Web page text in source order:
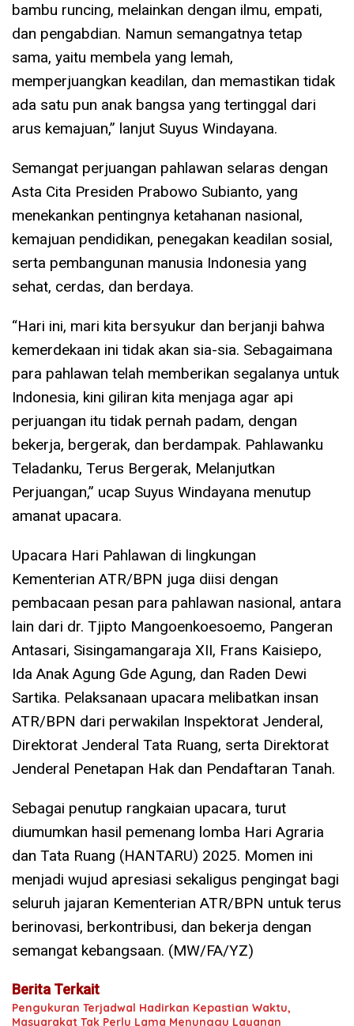
bambu runcing, melainkan dengan ilmu, empati,
dan pengabdian. Namun semangatnya tetap
sama, yaitu membela yang lemah,
memperjuangkan keadilan, dan memastikan tidak
ada satu pun anak bangsa yang tertinggal dari
arus kemajuan,” lanjut Suyus Windayana.
Semangat perjuangan pahlawan selaras dengan
Asta Cita Presiden Prabowo Subianto, yang
menekankan pentingnya ketahanan nasional,
kemajuan pendidikan, penegakan keadilan sosial,
serta pembangunan manusia Indonesia yang
sehat, cerdas, dan berdaya.
“Hari ini, mari kita bersyukur dan berjanji bahwa
kemerdekaan ini tidak akan sia-sia. Sebagaimana
para pahlawan telah memberikan segalanya untuk
Indonesia, kini giliran kita menjaga agar api
perjuangan itu tidak pernah padam, dengan
bekerja, bergerak, dan berdampak. Pahlawanku
Teladanku, Terus Bergerak, Melanjutkan
Perjuangan,” ucap Suyus Windayana menutup
amanat upacara.
Upacara Hari Pahlawan di lingkungan
Kementerian ATR/BPN juga diisi dengan
pembacaan pesan para pahlawan nasional, antara
lain dari dr. Tjipto Mangoenkoesoemo, Pangeran
Antasari, Sisingamangaraja XII, Frans Kaisiepo,
Ida Anak Agung Gde Agung, dan Raden Dewi
Sartika. Pelaksanaan upacara melibatkan insan
ATR/BPN dari perwakilan Inspektorat Jenderal,
Direktorat Jenderal Tata Ruang, serta Direktorat
Jenderal Penetapan Hak dan Pendaftaran Tanah.
Sebagai penutup rangkaian upacara, turut
diumumkan hasil pemenang lomba Hari Agraria
dan Tata Ruang (HANTARU) 2025. Momen ini
menjadi wujud apresiasi sekaligus pengingat bagi
seluruh jajaran Kementerian ATR/BPN untuk terus
berinovasi, berkontribusi, dan bekerja dengan
semangat kebangsaan. (MW/FA/YZ)
Berita Terkait
Pengukuran Terjadwal Hadirkan Kepastian Waktu,
Masyarakat Tak Perlu Lama Menunggu Layanan